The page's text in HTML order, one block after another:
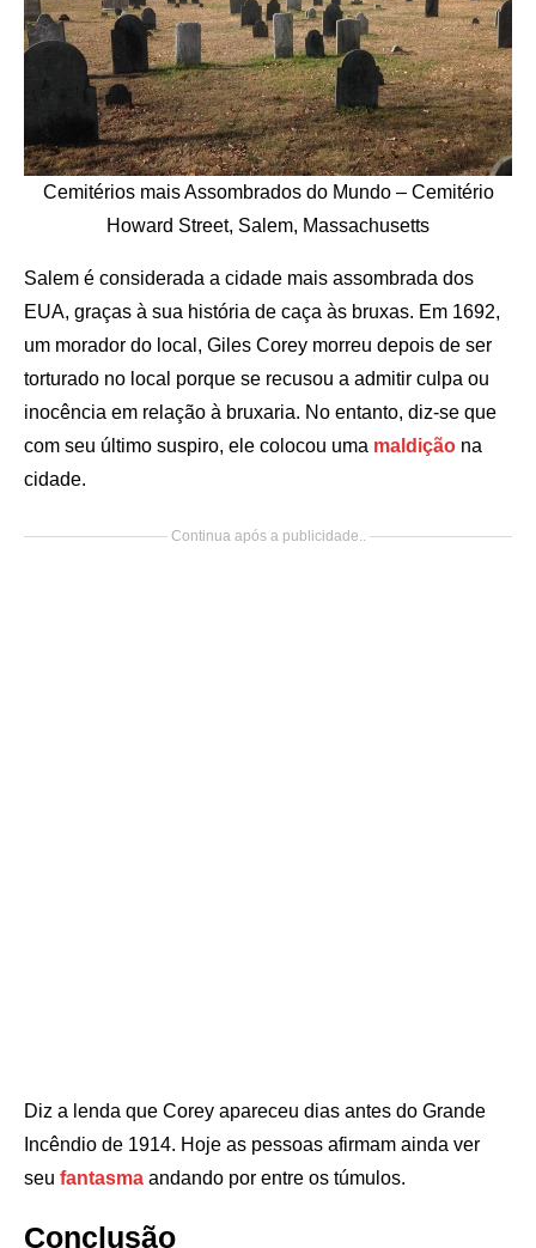
Cemitérios mais Assombrados do Mundo – Cemitério
Howard Street, Salem, Massachusetts
Salem é considerada a cidade mais assombrada dos
EUA, graças à sua história de caça às bruxas. Em 1692,
um morador do local, Giles Corey morreu depois de ser
torturado no local porque se recusou a admitir culpa ou
inocência em relação à bruxaria. No entanto, diz-se que
com seu último suspiro, ele colocou uma maldição na
cidade.
Continua após a publicidade..
Diz a lenda que Corey apareceu dias antes do Grande
Incêndio de 1914. Hoje as pessoas afirmam ainda ver
seu fantasma andando por entre os túmulos.
Conclusão